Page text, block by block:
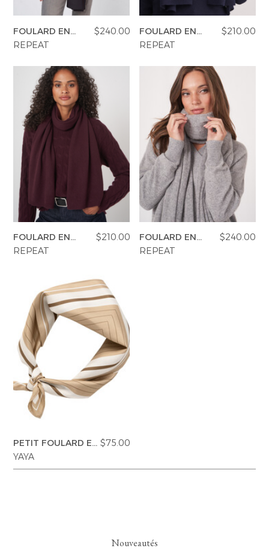
FOULARD EN
CACHEMIRE
$240.00
REPEAT
FOULARD EN
CACHEMIRE
$210.00
REPEAT
FOULARD EN
CACHEMIRE
$210.00
REPEAT
FOULARD EN
CACHEMIRE
$240.00
REPEAT
PETIT FOULARD EN
SATIN
$75.00
YAYA
Nouveautés